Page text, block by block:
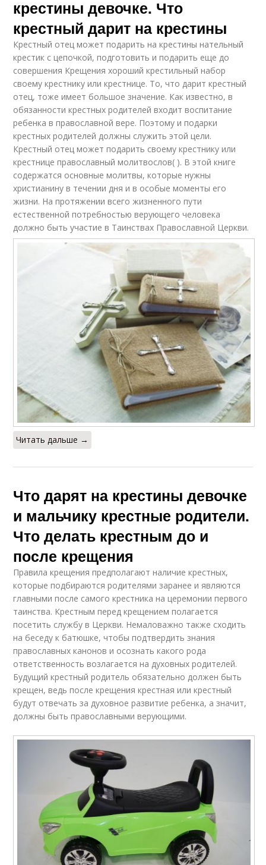
крестины девочке. Что
крестный дарит на крестины
Крестный отец может подарить на крестины нательный
крестик с цепочкой, подготовить и подарить еще до
совершения Крещения хороший крестильный набор
своему крестнику или крестнице. То, что дарит крестный
отец, тоже имеет большое значение. Как известно, в
обязанности крестных родителей входит воспитание
ребенка в православной вере. Поэтому и подарки
крестных родителей должны служить этой цели.
Крестный отец может подарить своему крестнику или
крестнице православный молитвослов( ). В этой книге
содержатся основные молитвы, которые нужны
христианину в течении дня и в особые моменты его
жизни. На протяжении всего жизненного пути
естественной потребностью верующего человека
должно быть участие в Таинствах Православной Церкви.
Читать дальше →
Что дарят на крестины девочке
и мальчику крестные родители.
Что делать крестным до и
после крещения
Правила крещения предполагают наличие крестных,
которые подбираются родителями заранее и являются
главными после самого крестника на церемонии первого
таинства. Крестным перед крещением полагается
посетить службу в Церкви. Немаловажно также сходить
на беседу к батюшке, чтобы подтвердить знания
православных канонов и осознать какого рода
ответственность возлагается на духовных родителей.
Будущий крестный родитель обязательно должен быть
крещен, ведь после крещения крестная или крестный
будут отвечать за духовное развитие ребенка, а значит,
должны быть православными верующими.